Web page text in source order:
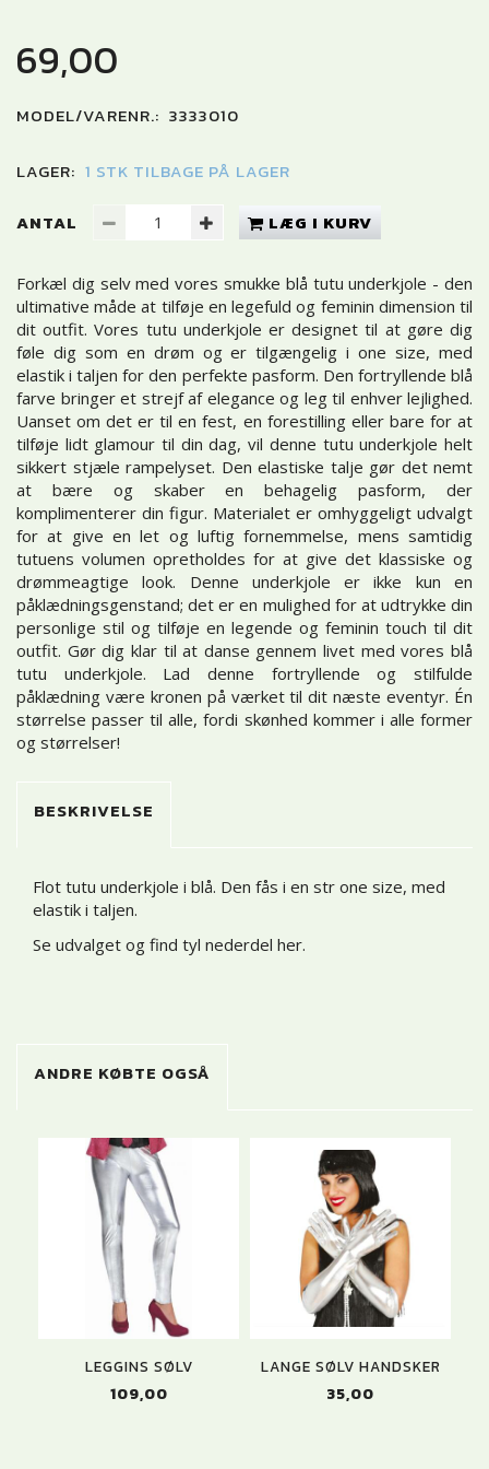
69,00
MODEL/VARENR.: 3333010
LAGER: 1 STK TILBAGE PÅ LAGER
ANTAL LÆG I KURV
Forkæl dig selv med vores smukke blå tutu underkjole - den
ultimative måde at tilføje en legefuld og feminin dimension til
dit outfit. Vores tutu underkjole er designet til at gøre dig
føle dig som en drøm og er tilgængelig i one size, med
elastik i taljen for den perfekte pasform. Den fortryllende blå
farve bringer et strejf af elegance og leg til enhver lejlighed.
Uanset om det er til en fest, en forestilling eller bare for at
tilføje lidt glamour til din dag, vil denne tutu underkjole helt
sikkert stjæle rampelyset. Den elastiske talje gør det nemt
at bære og skaber en behagelig pasform, der
komplimenterer din figur. Materialet er omhyggeligt udvalgt
for at give en let og luftig fornemmelse, mens samtidig
tutuens volumen opretholdes for at give det klassiske og
drømmeagtige look. Denne underkjole er ikke kun en
påklædningsgenstand; det er en mulighed for at udtrykke din
personlige stil og tilføje en legende og feminin touch til dit
outfit. Gør dig klar til at danse gennem livet med vores blå
tutu underkjole. Lad denne fortryllende og stilfulde
påklædning være kronen på værket til dit næste eventyr. Én
størrelse passer til alle, fordi skønhed kommer i alle former
og størrelser!
BESKRIVELSE
Flot tutu underkjole i blå. Den fås i en str one size, med
elastik i taljen.
Se udvalget og find tyl nederdel her.
ANDRE KØBTE OGSÅ
LEGGINS SØLV
109,00
LANGE SØLV HANDSKER
35,00